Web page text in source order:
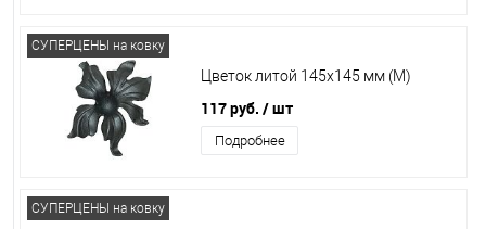
СУПЕРЦЕНЫ на ковку
Цветок литой 145х145 мм (М)
117 руб. / шт
Подробнее
СУПЕРЦЕНЫ на ковку